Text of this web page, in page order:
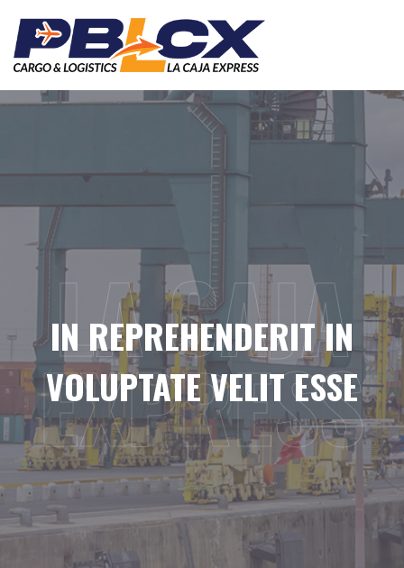
content
IN REPREHENDERIT IN
VOLUPTATE VELIT ESSE
LA CAJA
EXPRESS